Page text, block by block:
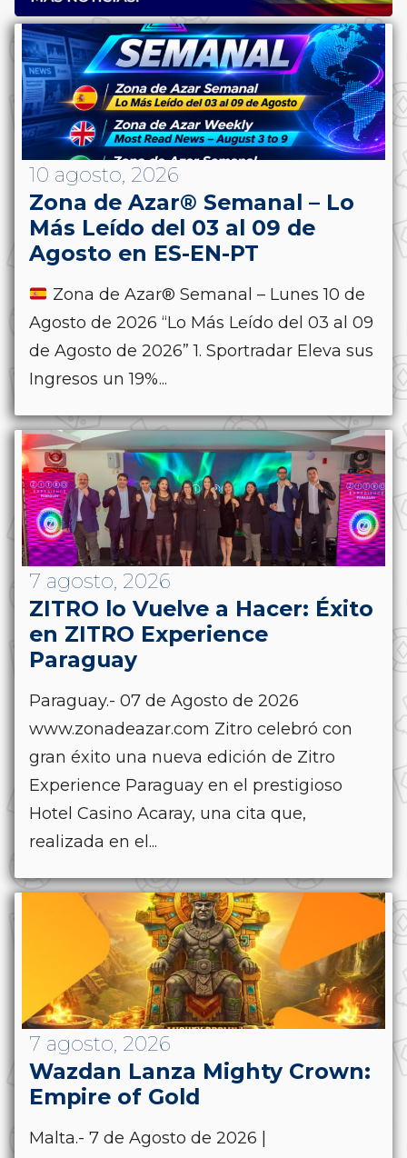
10 agosto, 2026
Zona de Azar® Semanal – Lo
Más Leído del 03 al 09 de
Agosto en ES-EN-PT
Zona de Azar® Semanal – Lunes 10 de
Agosto de 2026 “Lo Más Leído del 03 al 09
de Agosto de 2026” 1. Sportradar Eleva sus
Ingresos un 19%...
7 agosto, 2026
ZITRO lo Vuelve a Hacer: Éxito
en ZITRO Experience
Paraguay
Paraguay.- 07 de Agosto de 2026
www.zonadeazar.com Zitro celebró con
gran éxito una nueva edición de Zitro
Experience Paraguay en el prestigioso
Hotel Casino Acaray, una cita que,
realizada en el...
7 agosto, 2026
Wazdan Lanza Mighty Crown:
Empire of Gold
Malta.- 7 de Agosto de 2026 |